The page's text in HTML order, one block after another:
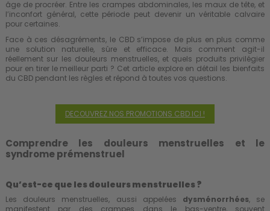
âge de procréer. Entre les crampes abdominales, les maux de tête, et
l’inconfort général, cette période peut devenir un véritable calvaire
pour certaines.
Face à ces désagréments, le CBD s’impose de plus en plus comme
une solution naturelle, sûre et efficace. Mais comment agit-il
réellement sur les douleurs menstruelles, et quels produits privilégier
pour en tirer le meilleur parti ? Cet article explore en détail les bienfaits
du CBD pendant les règles et répond à toutes vos questions.
DECOUVREZ NOS PROMOTIONS CBD ICI !
Comprendre les douleurs menstruelles et le
syndrome prémenstruel
Qu’est-ce que les douleurs menstruelles ?
Les douleurs menstruelles, aussi appelées dysménorrhées, se
manifestent par des crampes dans le bas-ventre, souvent